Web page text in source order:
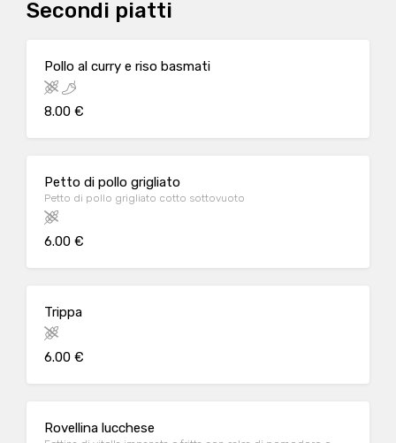
Secondi piatti
Pollo al curry e riso basmati
8.00 €
Petto di pollo grigliato
Petto di pollo grigliato cotto sottovuoto
6.00 €
Trippa
6.00 €
Rovellina lucchese